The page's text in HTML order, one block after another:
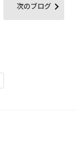
次のブログ